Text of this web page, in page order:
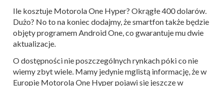
Ile kosztuje Motorola One Hyper? Okrągłe 400 dolarów.
Dużo? No to na koniec dodajmy, że smartfon także będzie
objęty programem Android One, co gwarantuje mu dwie
aktualizacje.
O dostępności nie poszczególnych rynkach póki co nie
wiemy zbyt wiele. Mamy jedynie mglistą informację, że w
Europie Motorola One Hyper pojawi się jeszcze w